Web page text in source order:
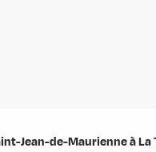
Jean-de-Maurienne à La